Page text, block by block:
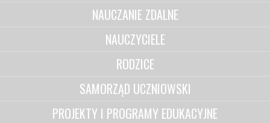
NAUCZANIE ZDALNE
NAUCZYCIELE
RODZICE
SAMORZĄD UCZNIOWSKI
PROJEKTY I PROGRAMY EDUKACYJNE